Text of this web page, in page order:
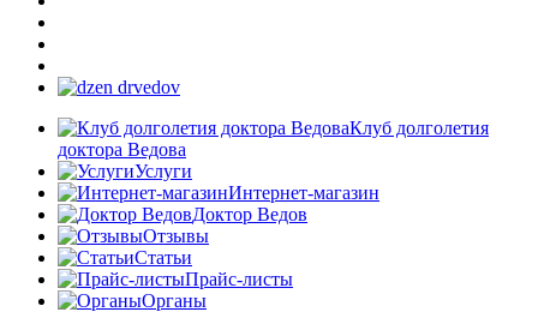
Клуб долголетия
доктора Ведова
Услуги
Интернет-магазин
Доктор Ведов
Отзывы
Статьи
Прайс-листы
Органы